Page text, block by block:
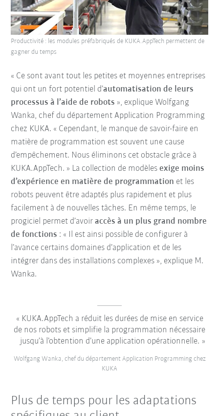
« Ce sont avant tout les petites et moyennes entreprises
qui ont un fort potentiel d’automatisation de leurs
processus à l’aide de robots », explique Wolfgang
Wanka, chef du département Application Programming
chez KUKA. « Cependant, le manque de savoir-faire en
matière de programmation est souvent une cause
d’empêchement. Nous éliminons cet obstacle grâce à
KUKA.AppTech. » La collection de modèlesexige moins
d’expérience en matière de programmation et les
robots peuvent être adaptés plus rapidement et plus
facilement à de nouvelles tâches. En même temps, le
progiciel permet d’avoiraccès à un plus grand nombre
de fonctions : « Il est ainsi possible de configurer à
l’avance certains domaines d’application et de les
intégrer dans des installations complexes », explique M.
Wanka.
Productivité : les modules préfabriqués de KUKA.AppTech permettent de
gagner du temps
KUKA.AppTech a réduit les durées de mise en service
de nos robots et simplifie la programmation nécessaire
jusqu’à l’obtention d’une application opérationnelle.
Wolfgang Wanka, chef du département Application Programming chez
KUKA
Plus de temps pour les adaptations